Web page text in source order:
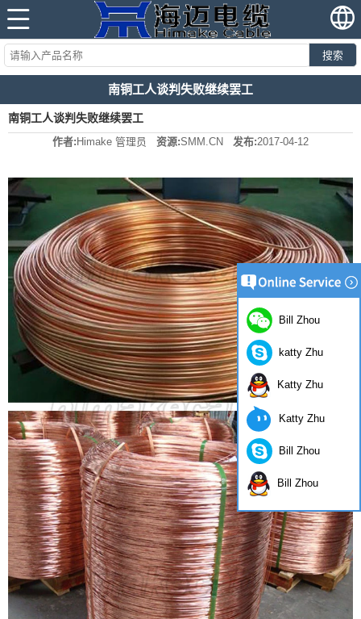
搜索
南铜工人谈判失败继续罢工
南铜工人谈判失败继续罢工
作者: Himake 管理员 资源:SMM.CN 发布:2017-04-12
Bill Zhou
katty Zhu
Katty Zhu
Katty Zhu
Bill Zhou
Bill Zhou